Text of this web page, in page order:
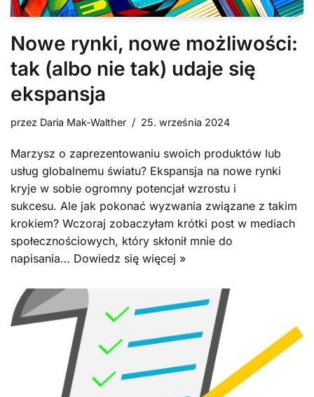
Nowe rynki, nowe możliwości:
tak (albo nie tak) udaje się
ekspansja
przez Daria Mak-Walther 25. września 2024
Marzysz o zaprezentowaniu swoich produktów lub
usług globalnemu światu? Ekspansja na nowe rynki
kryje w sobie ogromny potencjał wzrostu i
sukcesu. Ale jak pokonać wyzwania związane z takim
krokiem? Wczoraj zobaczyłam krótki post w mediach
społecznościowych, który skłonił mnie do
napisania… Dowiedz się więcej »